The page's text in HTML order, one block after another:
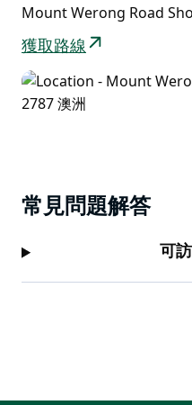
果你是一個熱心的觀鳥者
鵡和硫冠鳳頭鸚鵡的森林群
Mount Werong Road
獲取路線
常見問題解答
可